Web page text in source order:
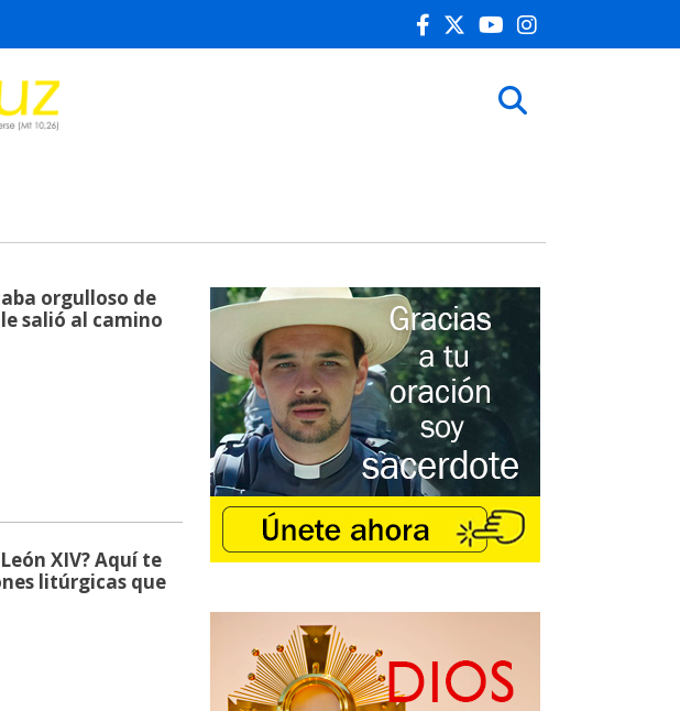
orgulloso de
salió al camino
XIV? Aquí te
litúrgicas que